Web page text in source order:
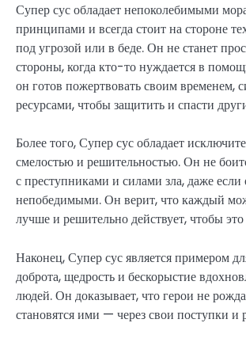
Супер сус обладает непоколебимыми
принципами и всегда стоит на стороне
под угрозой или в беде. Он не станет
стороны, когда кто-то нуждается в
он готов пожертвовать своим временем,
ресурсами, чтобы защитить и спасти
Более того, Супер сус обладает
смелостью и решительностью. Он не
с преступниками и силами зла, даже
непобедимыми. Он верит, что каждый
лучше и решительно действует, чтобы
Наконец, Супер сус является примером
доброта, щедрость и бескорыстие
людей. Он доказывает, что герои не
становятся ими — через свои поступки и